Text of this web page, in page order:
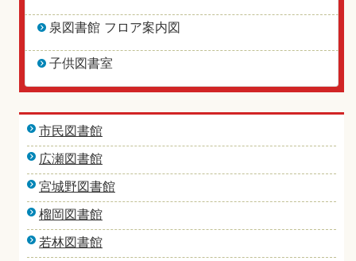
泉図書館 フロア案内図
子供図書室
市民図書館
広瀬図書館
宮城野図書館
榴岡図書館
若林図書館